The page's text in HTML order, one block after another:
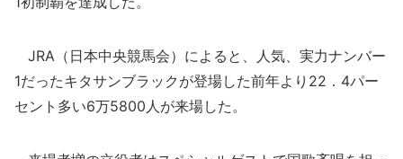
JRA（日本中央競馬会）によると、人気、実力ナンバー
1だったキタサンブラックが登場した前年より22．4パー
セント多い6万5800人が来場した。